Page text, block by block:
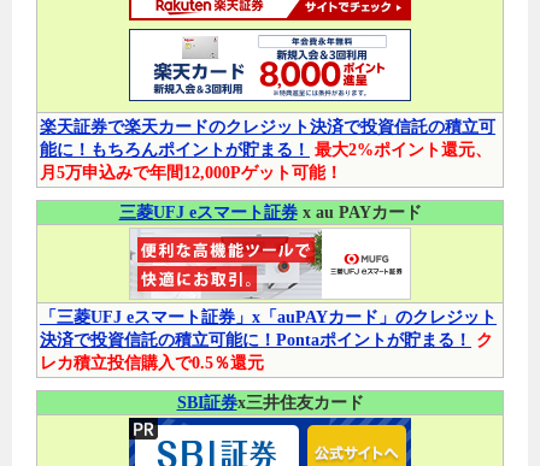
楽天証券で楽天カードのクレジット決済で投資信託の積立可
能に！もちろんポイントが貯まる！ 最大2%ポイント還元、
月5万申込みで年間12,000Pゲット可能！
三菱UFJ eスマート証券x au PAYカード
「三菱UFJ eスマート証券」x「auPAYカード」のクレジット
決済で投資信託の積立可能に！Pontaポイントが貯まる！
ク
レカ積立投信購入で0.5％還元
SBI証券x三井住友カード